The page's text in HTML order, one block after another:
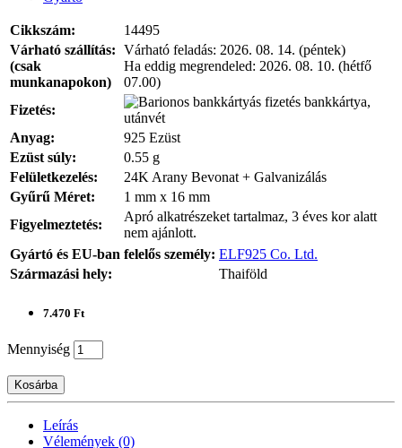
Cikkszám:
14495
Várható szállítás:
(csak
munkanapokon)
Várható feladás: 2026. 08. 14. (péntek)
Ha eddig megrendeled: 2026. 08. 10. (hétfő
07.00)
Fizetés:
bankkártya,
utánvét
Anyag:
925 Ezüst
Ezüst súly:
0.55 g
Felületkezelés:
24K Arany Bevonat + Galvanizálás
Gyűrű Méret:
1 mm x 16 mm
Figyelmeztetés:
Apró alkatrészeket tartalmaz, 3 éves kor alatt
nem ajánlott.
Gyártó és EU-ban felelős személy: ELF925 Co. Ltd.
Származási hely:
Thaiföld
7.470 Ft
Mennyiség
Kosárba
Leírás
Vélemények (0)